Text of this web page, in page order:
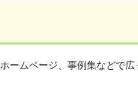
ームページ、事例集などで広